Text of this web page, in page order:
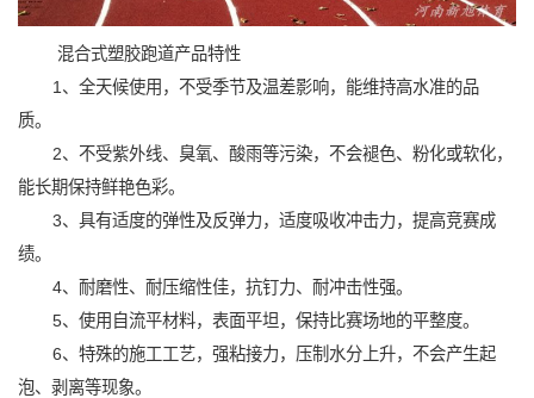
混合式塑胶跑道产品特性
1、全天候使用，不受季节及温差影响，能维持高水准的品
质。
2、不受紫外线、臭氧、酸雨等污染，不会褪色、粉化或软化，
能长期保持鲜艳色彩。
3、具有适度的弹性及反弹力，适度吸收冲击力，提高竞赛成
绩。
4、耐磨性、耐压缩性佳，抗钉力、耐冲击性强。
5、使用自流平材料，表面平坦，保持比赛场地的平整度。
6、特殊的施工工艺，强粘接力，压制水分上升，不会产生起
泡、剥离等现象。